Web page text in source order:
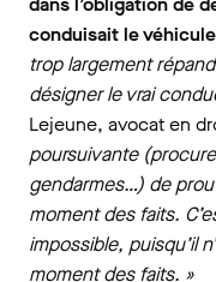
conduisait le véhicule
trop largement
désigner le vrai
Lejeune, avocat en
poursuivante
gendarmes…) de
moment des faits.
impossible, puisqu’il
moment des faits. »